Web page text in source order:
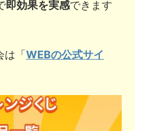
即効果を実感できます
は「WEBの公式サイ